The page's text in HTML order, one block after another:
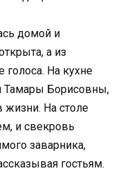
домой и
а из
голоса. На кухне
Тамары Борисовны,
На столе
и свекровь
заварника,
гостьям.